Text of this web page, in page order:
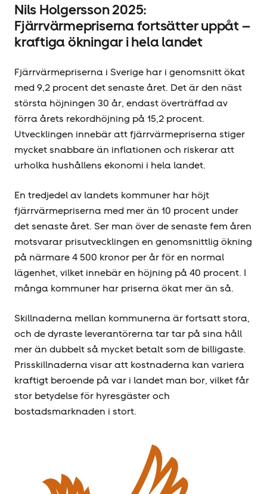
Nils Holgersson 2025:
Fjärrvärmepriserna fortsätter uppåt –
kraftiga ökningar i hela landet
Fjärrvärmepriserna i Sverige har i genomsnitt ökat
med 9,2 procent det senaste året. Det är den näst
största höjningen 30 år, endast överträffad av
förra årets rekordhöjning på 15,2 procent.
Utvecklingen innebär att fjärrvärmepriserna stiger
mycket snabbare än inflationen och riskerar att
urholka hushållens ekonomi i hela landet.
En tredjedel av landets kommuner har höjt
fjärrvärmepriserna med mer än 10 procent under
det senaste året. Ser man över de senaste fem åren
motsvarar prisutvecklingen en genomsnittlig ökning
på närmare 4 500 kronor per år för en normal
lägenhet, vilket innebär en höjning på 40 procent. I
många kommuner har priserna ökat mer än så.
Skillnaderna mellan kommunerna är fortsatt stora,
och de dyraste leverantörerna tar tar på sina håll
mer än dubbelt så mycket betalt som de billigaste.
Prisskillnaderna visar att kostnaderna kan variera
kraftigt beroende på var i landet man bor, vilket får
stor betydelse för hyresgäster och
bostadsmarknaden i stort.